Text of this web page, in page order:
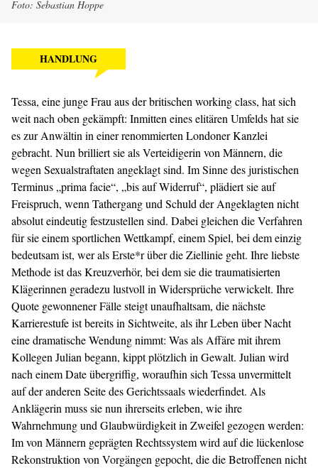
Foto: Sebastian Hoppe
HANDLUNG
Tessa, eine junge Frau aus der britischen working class, hat sich
weit nach oben gekämpft: Inmitten eines elitären Umfelds hat sie
es zur Anwältin in einer renommierten Londoner Kanzlei
gebracht. Nun brilliert sie als Verteidigerin von Männern, die
wegen Sexualstraftaten angeklagt sind. Im Sinne des juristischen
Terminus „prima facie“, „bis auf Widerruf“, plädiert sie auf
Freispruch, wenn Tathergang und Schuld der Angeklagten nicht
absolut eindeutig festzustellen sind. Dabei gleichen die Verfahren
für sie einem sportlichen Wettkampf, einem Spiel, bei dem einzig
bedeutsam ist, wer als Erste*r über die Ziellinie geht. Ihre liebste
Methode ist das Kreuzverhör, bei dem sie die traumatisierten
Klägerinnen geradezu lustvoll in Widersprüche verwickelt. Ihre
Quote gewonnener Fälle steigt unaufhaltsam, die nächste
Karrierestufe ist bereits in Sichtweite, als ihr Leben über Nacht
eine dramatische Wendung nimmt: Was als Affäre mit ihrem
Kollegen Julian begann, kippt plötzlich in Gewalt. Julian wird
nach einem Date übergriffig, woraufhin sich Tessa unvermittelt
auf der anderen Seite des Gerichtssaals wiederfindet. Als
Anklägerin muss sie nun ihrerseits erleben, wie ihre
Wahrnehmung und Glaubwürdigkeit in Zweifel gezogen werden:
Im von Männern geprägten Rechtssystem wird auf die lückenlose
Rekonstruktion von Vorgängen gepocht, die die Betroffenen nicht